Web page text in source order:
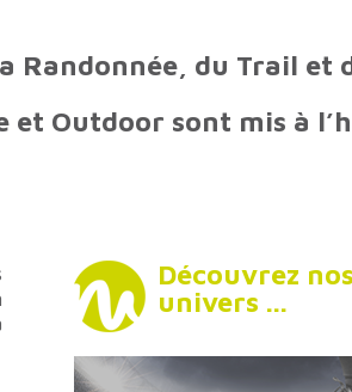
Randonnée, du Trail et
et Outdoor sont mis à
Découvrez nos
univers ...